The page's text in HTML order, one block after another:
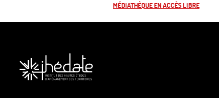
MÉDIATHÈQUE EN ACCÈS LIBRE